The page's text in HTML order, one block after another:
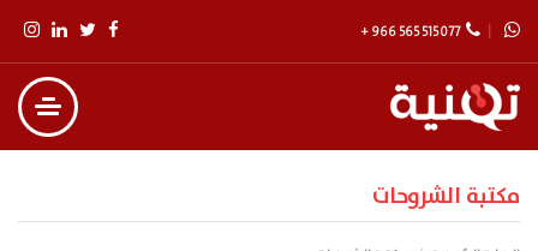
+ 966 565 515 077
مكتبة الشروحات